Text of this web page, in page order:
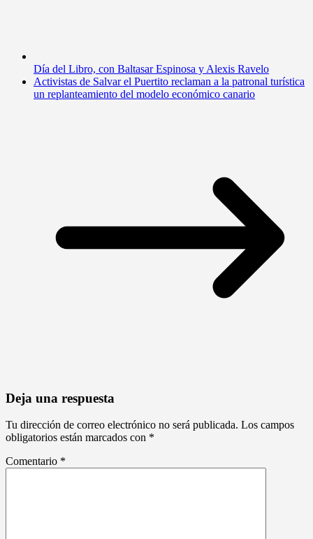
Día del Libro, con Baltasar Espinosa y Alexis Ravelo
Activistas de Salvar el Puertito reclaman a la patronal turística
un replanteamiento del modelo económico canario
Deja una respuesta
Tu dirección de correo electrónico no será publicada. Los campos
obligatorios están marcados con *
Comentario *